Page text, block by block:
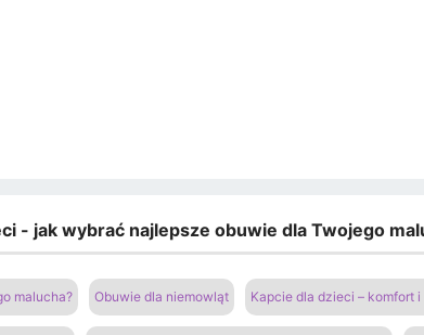
- jak wybrać najlepsze obuwie dla Twojego
malucha? Obuwie dla niemowląt Kapcie dla dzieci – komfort